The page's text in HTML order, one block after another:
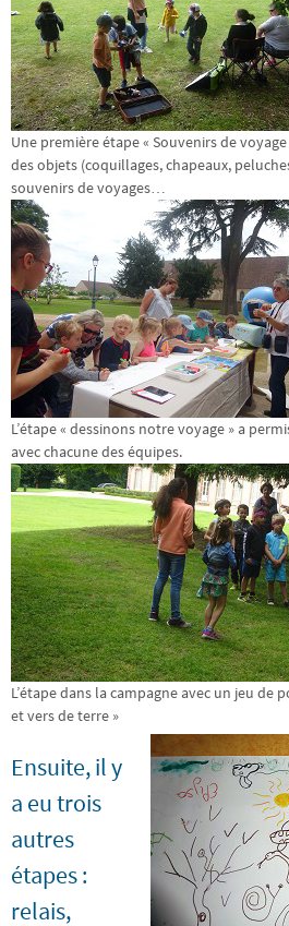
Une première étape « Souvenirs de
des objets (coquillages, chapeaux,
souvenirs de voyages…
L’étape « dessinons notre voyage » a
avec chacune des équipes.
L’étape dans la campagne avec un jeu de
et vers de terre »
Ensuite, il y
a eu trois
autres
étapes :
relais,